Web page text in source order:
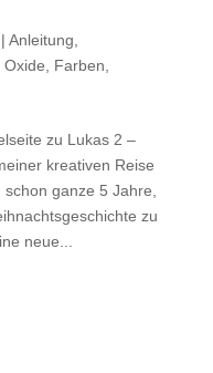
| Anleitung,
Oxide, Farben,
zu Lukas 2 –
kreativen Reise
ganze 5 Jahre,
zu
neue...